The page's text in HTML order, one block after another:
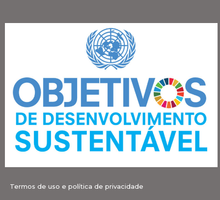
Termos de uso e política de privacidade